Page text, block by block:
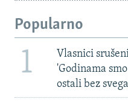
Popularno
1
Vlasnici
'Godinama
ostali bez